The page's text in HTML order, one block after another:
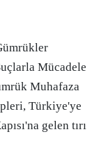
Mücadele
Muhafaza
Türkiye'ye
gelen tırı